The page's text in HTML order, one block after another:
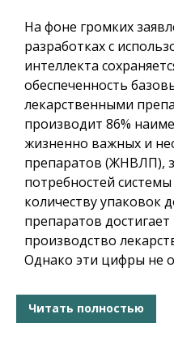
На фоне громких
разработках с
интеллекта
обеспеченность
лекарственными
производит 86%
жизненно важных и
препаратов (ЖНВЛП),
потребностей
количеству упаковок
препаратов достигает
производство
Однако эти цифры не
Читать полностью